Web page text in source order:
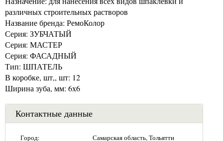
различных строительных растворов
Название бренда: РемоКолор
Серия: ЗУБЧАТЫЙ
Серия: МАСТЕР
Серия: ФАСАДНЫЙ
Тип: ШПАТЕЛЬ
В коробке, шт,, шт: 12
Ширина зуба, мм: 6х6
Контактные данные
Город: Самарская область, Тольятти